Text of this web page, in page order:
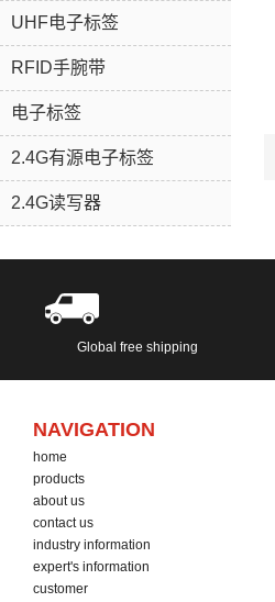
UHF电子标签
RFID手腕带
电子标签
2.4G有源电子标签
2.4G读写器
Global free shipping
NAVIGATION
home
products
about us
contact us
industry information
expert's information
customer